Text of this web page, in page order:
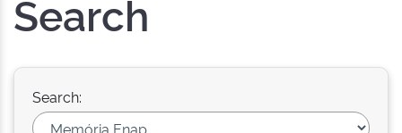
Search
Search: